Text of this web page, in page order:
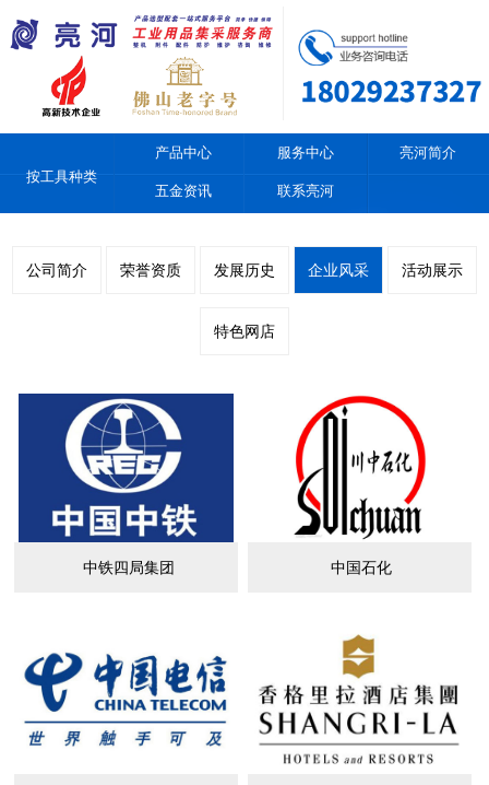
按工具种类
产品中心 服务中心 亮河简介
五金资讯 联系亮河
公司简介 荣誉资质 发展历史 企业风采 活动展示
特色网店
中铁四局集团 中国石化